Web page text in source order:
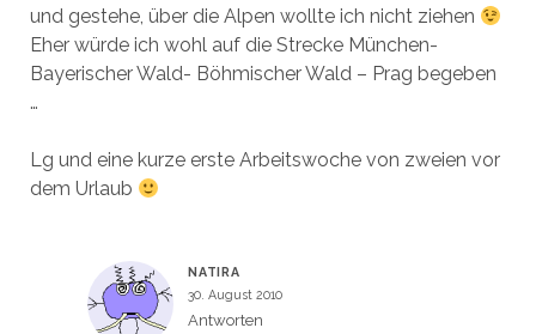
und gestehe, über die Alpen wollte ich nicht ziehen
Eher würde ich wohl auf die Strecke München-
Bayerischer Wald- Böhmischer Wald – Prag begeben
…
Lg und eine kurze erste Arbeitswoche von zweien vor
dem Urlaub
NATIRA
30. August 2010
Antworten